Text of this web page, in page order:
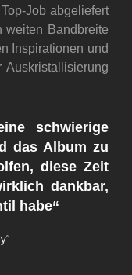
Job abgeliefert
weiten Bandbreite
Inspirationen und
Auskristallisierung
schwierige
diese Zeit
dankbar,
habe“